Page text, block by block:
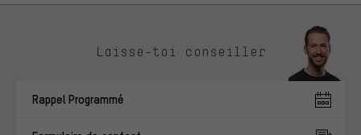
Laisse-toi conseiller
Rappel Programmé
Des offres plus adaptées
Au lieu de pubs au hasard, nous afficherons des offres plus
intérêts et à te présenter des offres et des conseils sur mesure.
Plus de performance